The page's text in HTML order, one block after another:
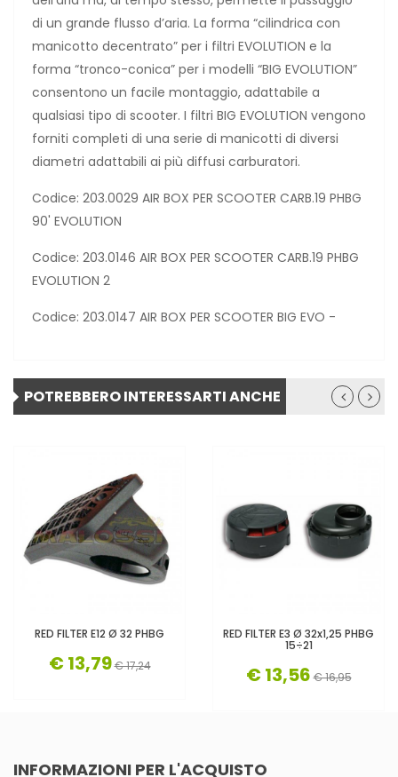
di un grande flusso d’aria. La forma “cilindrica con
manicotto decentrato” per i filtri EVOLUTION e la
forma “tronco-conica” per i modelli “BIG EVOLUTION”
consentono un facile montaggio, adattabile a
qualsiasi tipo di scooter. I filtri BIG EVOLUTION vengono
forniti completi di una serie di manicotti di diversi
diametri adattabili ai più diffusi carburatori.
Codice: 203.0029 AIR BOX PER SCOOTER CARB.19 PHBG
90' EVOLUTION
Codice: 203.0146 AIR BOX PER SCOOTER CARB.19 PHBG
EVOLUTION 2
Codice: 203.0147 AIR BOX PER SCOOTER BIG EVO -
POTREBBERO INTERESSARTI ANCHE
RED FILTER E12 Ø 32 PHBG
€ 13,79€ 17,24
RED FILTER E3 Ø 32x1,25 PHBG
15÷21
€ 13,56 € 16,95
INFORMAZIONI PER L'ACQUISTO